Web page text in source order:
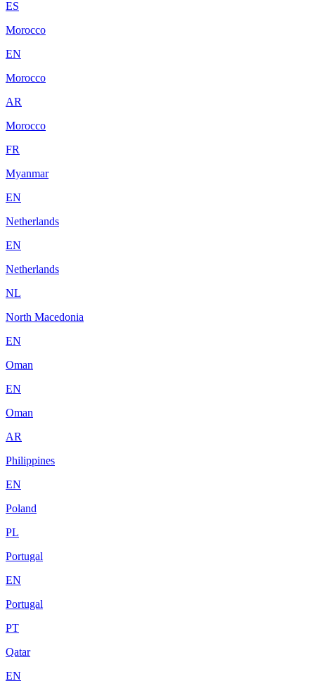
ES
Morocco
EN
Morocco
AR
Morocco
FR
Myanmar
EN
Netherlands
EN
Netherlands
NL
North Macedonia
EN
Oman
EN
Oman
AR
Philippines
EN
Poland
PL
Portugal
EN
Portugal
PT
Qatar
EN